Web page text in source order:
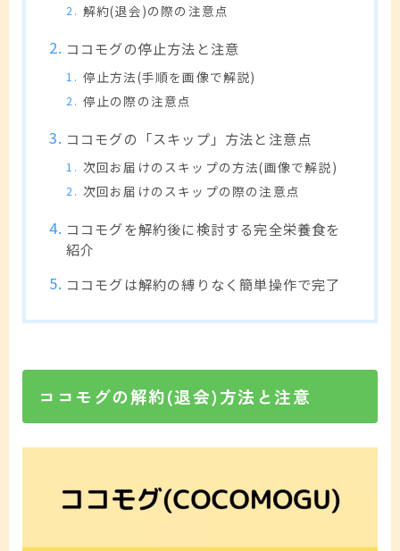
解約(退会)の際の注意点
ココモグの停止方法と注意
停止方法(手順を画像で解説)
停止の際の注意点
ココモグの「スキップ」方法と注意点
次回お届けのスキップの方法(画像で解説)
次回お届けのスキップの際の注意点
ココモグを解約後に検討する完全栄養食を
紹介
ココモグは解約の縛りなく簡単操作で完了
ココモグの解約(退会)方法と注意